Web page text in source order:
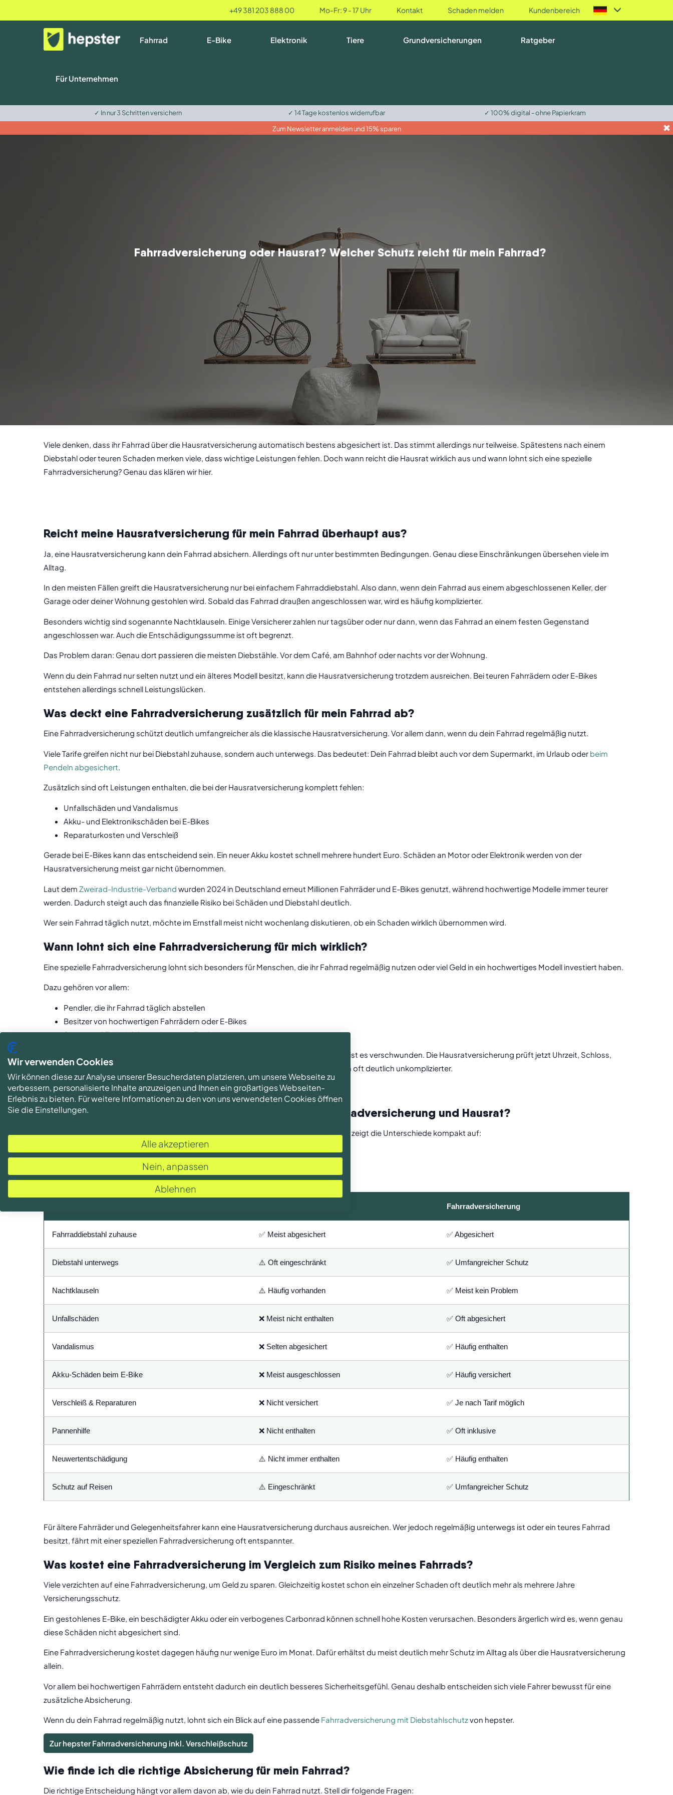
+49 381 203 888 00 Mo-Fr: 9 - 17 Uhr Kontakt Schaden melden Kundenbereich
Fahrrad E-Bike Elektronik Tiere Grundversicherungen Ratgeber
Für Unternehmen
✓ In nur 3 Schritten versichern ✓ 14 Tage kostenlos widerrufbar
✓ 100% digital - ohne Papierkram
Zum Newsletter anmelden und 15% sparen
Fahrradversicherung oder Hausrat? Welcher Schutz reicht für mein Fahrrad?
Viele denken, dass ihr Fahrrad über die Hausratversicherung automatisch bestens abgesichert ist. Das stimmt allerdings nur teilweise. Spätestens nach einem
Diebstahl oder teuren Schaden merken viele, dass wichtige Leistungen fehlen. Doch wann reicht die Hausrat wirklich aus und wann lohnt sich eine spezielle
Fahrradversicherung? Genau das klären wir hier.
Reicht meine Hausratversicherung für mein Fahrrad überhaupt aus?
Ja, eine Hausratversicherung kann dein Fahrrad absichern. Allerdings oft nur unter bestimmten Bedingungen. Genau diese Einschränkungen übersehen viele im
Alltag.
In den meisten Fällen greift die Hausratversicherung nur bei einfachem Fahrraddiebstahl. Also dann, wenn dein Fahrrad aus einem abgeschlossenen Keller, der
Garage oder deiner Wohnung gestohlen wird. Sobald das Fahrrad draußen angeschlossen war, wird es häufig komplizierter.
Besonders wichtig sind sogenannte Nachtklauseln. Einige Versicherer zahlen nur tagsüber oder nur dann, wenn das Fahrrad an einem festen Gegenstand
angeschlossen war. Auch die Entschädigungssumme ist oft begrenzt.
Das Problem daran: Genau dort passieren die meisten Diebstähle. Vor dem Café, am Bahnhof oder nachts vor der Wohnung.
Wenn du dein Fahrrad nur selten nutzt und ein älteres Modell besitzt, kann die Hausratversicherung trotzdem ausreichen. Bei teuren Fahrrädern oder E-Bikes
entstehen allerdings schnell Leistungslücken.
Was deckt eine Fahrradversicherung zusätzlich für mein Fahrrad ab?
Eine Fahrradversicherung schützt deutlich umfangreicher als die klassische Hausratversicherung. Vor allem dann, wenn du dein Fahrrad regelmäßig nutzt.
Viele Tarife greifen nicht nur bei Diebstahl zuhause, sondern auch unterwegs. Das bedeutet: Dein Fahrrad bleibt auch vor dem Supermarkt, im Urlaub oder beim
Pendeln abgesichert
Zusätzlich sind oft Leistungen enthalten, die bei der Hausratversicherung komplett fehlen:
Unfallschäden und Vandalismus
Akku- und Elektronikschäden bei E-Bikes
Reparaturkosten und Verschleiß
Gerade bei E-Bikes kann das entscheidend sein. Ein neuer Akku kostet schnell mehrere hundert Euro. Schäden an Motor oder Elektronik werden von der
Hausratversicherung meist gar nicht übernommen.
Laut dem Zweirad-Industrie-Verband wurden 2024 in Deutschland erneut Millionen Fahrräder und E-Bikes genutzt, während hochwertige Modelle immer teurer
werden. Dadurch steigt auch das finanzielle Risiko bei Schäden und Diebstahl deutlich.
Wer sein Fahrrad täglich nutzt, möchte im Ernstfall meist nicht wochenlang diskutieren, ob ein Schaden wirklich übernommen wird.
Wann lohnt sich eine Fahrradversicherung für mich wirklich?
Eine spezielle Fahrradversicherung lohnt sich besonders für Menschen, die ihr Fahrrad regelmäßig nutzen oder viel Geld in ein hochwertiges Modell investiert haben.
Dazu gehören vor allem:
Pendler, die ihr Fahrrad täglich abstellen
Besitzer von hochwertigen Fahrrädern oder E-Bikes
Sport- und Freizeitfahrer mit teurem Equipment
Ein typisches Beispiel: Du schließt dein E-Bike nach der Arbeit am Bahnhof an. Abends ist es verschwunden. Die Hausratversicherung prüft jetzt Uhrzeit, Schloss,
Standort und Vertragsdetails. Eine gute Fahrradversicherung ist in solchen Situationen oft deutlich unkomplizierter.
Je häufiger dein Fahrrad draußen steht, desto wichtiger wird ein umfassender Schutz.
Was sind die größten Unterschiede zwischen einer Fahrradversicherung und Hausrat?
Die Unterschiede liegen in den Leistungen und den Gültigkeitsbereichen. Diese Tabelle zeigt die Unterschiede kompakt auf:
Fahrradversicherung oder Hausrat: Die wichtigsten Unterschiede im Vergleich
Fahrradversicherung
Fahrraddiebstahl zuhause ✅ Meist abgesichert ✅ Abgesichert
Diebstahl unterwegs ⚠️ Oft eingeschränkt ✅ Umfangreicher Schutz
Nachtklauseln ⚠️ Häufig vorhanden ✅ Meist kein Problem
Unfallschäden ❌ Meist nicht enthalten ✅ Oft abgesichert
Vandalismus ❌ Selten abgesichert ✅ Häufig enthalten
Akku-Schäden beim E-Bike ❌ Meist ausgeschlossen ✅ Häufig versichert
Verschleiß & Reparaturen ❌ Nicht versichert ✅ Je nach Tarif möglich
Pannenhilfe ❌ Nicht enthalten ✅ Oft inklusive
Neuwertentschädigung ⚠️ Nicht immer enthalten ✅ Häufig enthalten
Schutz auf Reisen ⚠️ Eingeschränkt ✅ Umfangreicher Schutz
Für ältere Fahrräder und Gelegenheitsfahrer kann eine Hausratversicherung durchaus ausreichen. Wer jedoch regelmäßig unterwegs ist oder ein teures Fahrrad
besitzt, fährt mit einer speziellen Fahrradversicherung oft entspannter.
Was kostet eine Fahrradversicherung im Vergleich zum Risiko meines Fahrrads?
Viele verzichten auf eine Fahrradversicherung, um Geld zu sparen. Gleichzeitig kostet schon ein einzelner Schaden oft deutlich mehr als mehrere Jahre
Versicherungsschutz.
Ein gestohlenes E-Bike, ein beschädigter Akku oder ein verbogenes Carbonrad können schnell hohe Kosten verursachen. Besonders ärgerlich wird es, wenn genau
diese Schäden nicht abgesichert sind.
Eine Fahrradversicherung kostet dagegen häufig nur wenige Euro im Monat. Dafür erhältst du meist deutlich mehr Schutz im Alltag als über die Hausratversicherung
allein.
Vor allem bei hochwertigen Fahrrädern entsteht dadurch ein deutlich besseres Sicherheitsgefühl. Genau deshalb entscheiden sich viele Fahrer bewusst für eine
zusätzliche Absicherung.
Wenn du dein Fahrrad regelmäßig nutzt, lohnt sich ein Blick auf eine passende Fahrradversicherung mit Diebstahlschutzvon hepster.
Zur hepster Fahrradversicherung inkl. Verschleißschutz
Wie finde ich die richtige Absicherung für mein Fahrrad?
Die richtige Entscheidung hängt vor allem davon ab, wie du dein Fahrrad nutzt. Stell dir folgende Fragen:
Wir verwenden Cookies
Wir können diese zur Analyse unserer Besucherdaten platzieren, um unsere Webseite zu
verbessern, personalisierte Inhalte anzuzeigen und Ihnen ein großartiges Webseiten-
Erlebnis zu bieten. Für weitere Informationen zu den von uns verwendeten Cookies öffnen
Sie die Einstellungen.
Alle akzeptieren
Nein, anpassen
Ablehnen